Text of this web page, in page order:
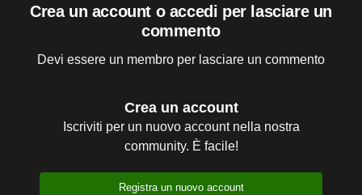
Crea un account o accedi per lasciare un
commento
Devi essere un membro per lasciare un commento
Crea un account
Iscriviti per un nuovo account nella nostra
community. È facile!
Registra un nuovo account